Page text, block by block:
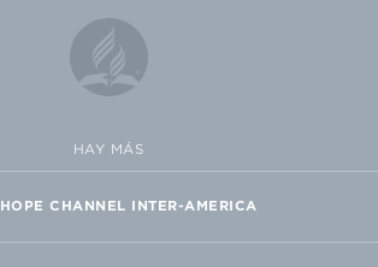
HAY MÁS
HOPE CHANNEL INTER-AMERICA